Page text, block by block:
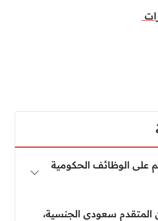
على الوظائف الحكومية
المتقدم سعودي الجنسية،